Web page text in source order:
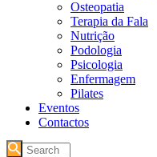
Osteopatia
Terapia da Fala
Nutrição
Podologia
Psicologia
Enfermagem
Pilates
Eventos
Contactos